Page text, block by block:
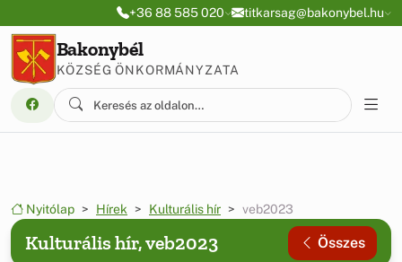
Ugrás a menüre
Ugrás a tartalomra+36 88 585 020 titkarsag@bakonybel.hu
Bakonybél
KÖZSÉG ÖNKORMÁNYZATA
Nyitólap Hírek Kulturális hír veb2023
Kulturális hír, veb2023 Összes